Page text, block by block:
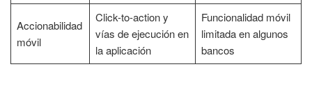
Accionabilidad
móvil
Click-to-action y
vías de ejecución en
la aplicación
Funcionalidad móvil
limitada en algunos
bancos